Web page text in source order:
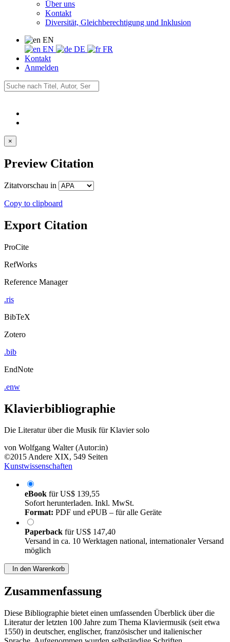
Über uns
Kontakt
Diversität, Gleichberechtigung und Inklusion
EN
EN
DE
FR
Kontakt
Anmelden
×
Preview Citation
Zitatvorschau in
Copy to clipboard
Export Citation
ProCite
RefWorks
Reference Manager
.ris
BibTeX
Zotero
.bib
EndNote
.enw
Klavierbibliographie
Die Literatur über die Musik für Klavier solo
von Wolfgang Walter (Autor:in)
©2015Andere XIX, 549 Seiten
Kunstwissenschaften
eBook fürUS$ 139,55
Sofort herunterladen. Inkl. MwSt.
Format: PDF und ePUB – für alle Geräte
Paperback fürUS$ 147,40
Versand in ca. 10 Werktagen national, internationaler Versand
möglich
In den Warenkorb
Zusammenfassung
Diese Bibliographie bietet einen umfassenden Überblick über die
Literatur der letzten 100 Jahre zum Thema Klaviermusik (seit etwa
1550) in deutscher, englischer, französischer und italienischer